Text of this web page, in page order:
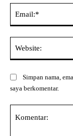
Simpan nama,
saya berkomentar.